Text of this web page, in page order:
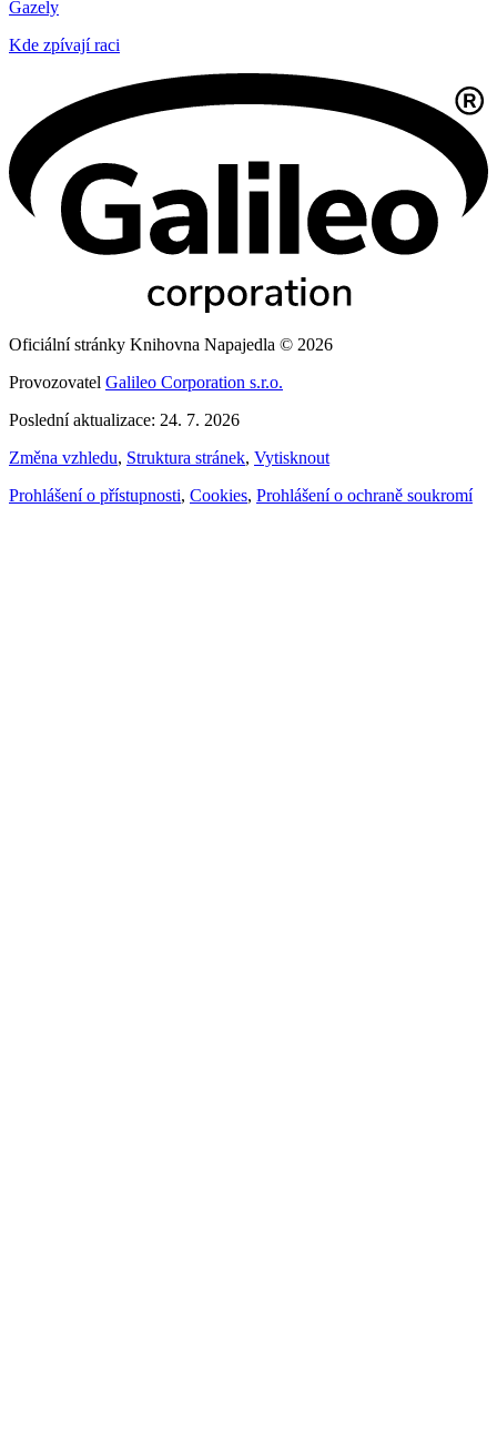
Gazely
Kde zpívají raci
Oficiální stránky Knihovna Napajedla © 2026
Provozovatel Galileo Corporation s.r.o.
Poslední aktualizace: 24. 7. 2026
Změna vzhledu, Struktura stránek, Vytisknout
Prohlášení o přístupnosti, Cookies, Prohlášení o ochraně soukromí